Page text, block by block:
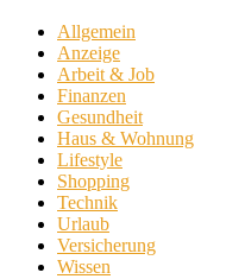
Allgemein
Anzeige
Arbeit & Job
Finanzen
Gesundheit
Haus & Wohnung
Lifestyle
Shopping
Technik
Urlaub
Versicherung
Wissen